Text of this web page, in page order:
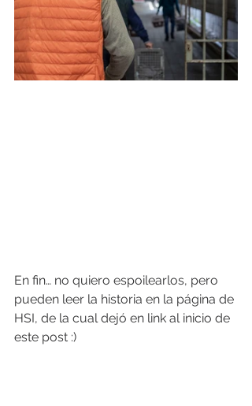
En fin… no quiero espoilearlos, pero
pueden leer la historia en la página de
HSI, de la cual dejó en link al inicio de
este post :)